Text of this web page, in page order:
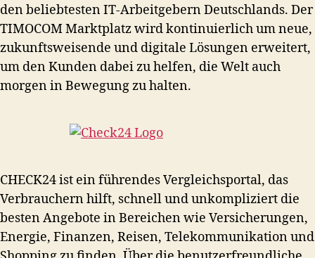
den beliebtesten IT-Arbeitgebern Deutschlands. Der
TIMOCOM Marktplatz wird kontinuierlich um neue,
zukunftsweisende und digitale Lösungen erweitert,
um den Kunden dabei zu helfen, die Welt auch
morgen in Bewegung zu halten.
CHECK24 ist ein führendes Vergleichsportal, das
Verbrauchern hilft, schnell und unkompliziert die
besten Angebote in Bereichen wie Versicherungen,
Energie, Finanzen, Reisen, Telekommunikation und